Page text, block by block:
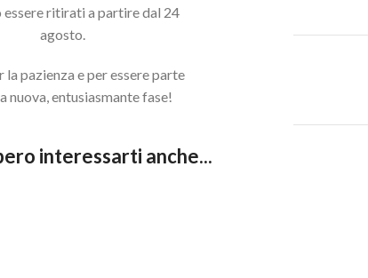
essere ritirati a partire dal 24
agosto.
la pazienza e per essere parte
nuova, entusiasmante fase!
e risparmia
interessarti anche...